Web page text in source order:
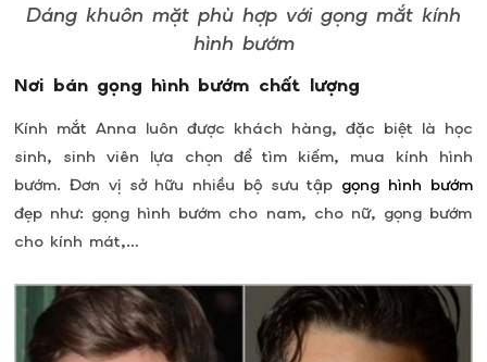
Dáng khuôn mặt phù hợp với gọng mắt kính
hình bướm
Nơi bán gọng hình bướm chất lượng
Kính mắt Anna luôn được khách hàng, đặc biệt là học
sinh, sinh viên lựa chọn để tìm kiếm, mua kính hình
bướm. Đơn vị sở hữu nhiều bộ sưu tập gọng hình bướm
đẹp như: gọng hình bướm cho nam, cho nữ, gọng bướm
cho kính mát,…